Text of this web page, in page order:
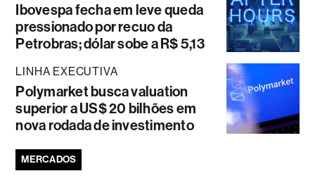
Ibovespa fecha em leve queda
pressionado por recuo da
Petrobras; dólar sobe a R$ 5,13
LINHA EXECUTIVA
Polymarket busca valuation
superior a US$ 20 bilhões em
nova rodada de investimento
MERCADOS